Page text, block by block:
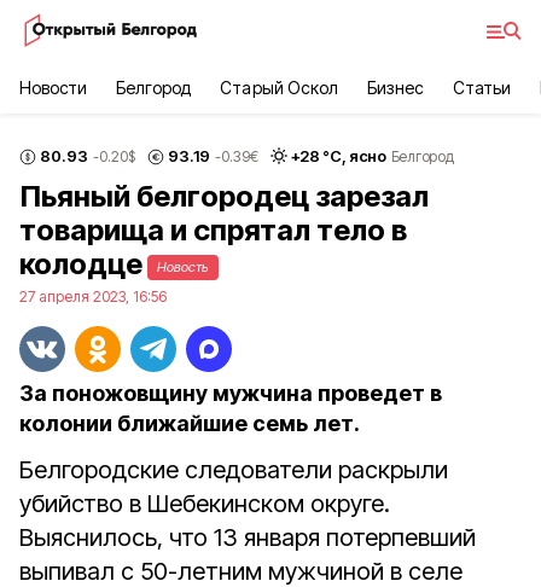
Новости Белгород Старый Оскол Бизнес Статьи
80.93 -0.20$ 93.19 -0.39€ +28 °С, ясно Белгород
Пьяный белгородец зарезал
товарища и спрятал тело в
колодце
Новость
27 апреля 2023, 16:56
За поножовщину мужчина проведет в
колонии ближайшие семь лет.
Белгородские следователи раскрыли
убийство в Шебекинском округе.
Выяснилось, что 13 января потерпевший
выпивал с 50-летним мужчиной в селе